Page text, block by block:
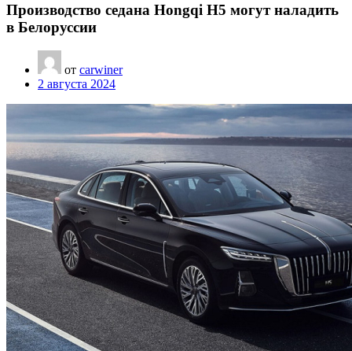
Производство седана Hongqi H5 могут наладить
в Белоруссии
от carwiner
2 августа 2024